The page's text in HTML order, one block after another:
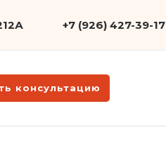
+7 (926) 427-39-17
консультацию